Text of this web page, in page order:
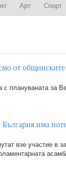
Арт Спорт
от
с плануваната за
има
взе участие в